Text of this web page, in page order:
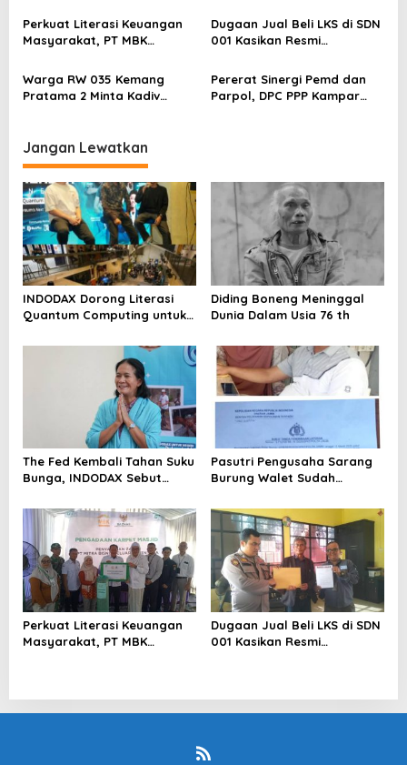
o
s
Sentimen Pasar
Pelapor Desak Polda Jambi
Segera Lakukan Penahanan
Perkuat Literasi Keuangan
Masyarakat, PT MBK
Karpet Masjid di Pakuhaji
Dugaan Jual Beli LKS di SDN
001 Kasikan Resmi
Kampar, Pemred – Pimum
Metroterkini.id Desak Usut
Kasus Ini
Warga RW 035 Kemang
Pratama 2 Minta Kadiv
Metro Bekasi Kota
Pererat Sinergi Pemd dan
Parpol, DPC PPP Kampar
Jangan Lewatkan
INDODAX Dorong Literasi
Quantum Computing untuk
Blockchain
Diding Boneng Meninggal
Dunia Dalam Usia 76 th
The Fed Kembali Tahan Suku
Bunga, INDODAX Sebut
Sentimen Pasar
Pasutri Pengusaha Sarang
Burung Walet Sudah
Pelapor Desak Polda Jambi
Segera Lakukan Penahanan
Perkuat Literasi Keuangan
Masyarakat, PT MBK
Dugaan Jual Beli LKS di SDN
001 Kasikan Resmi